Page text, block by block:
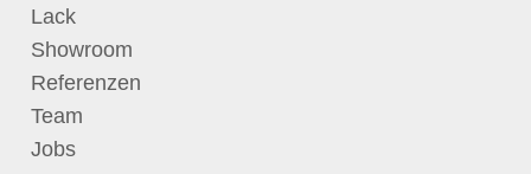
Lack
Showroom
Referenzen
Team
Jobs